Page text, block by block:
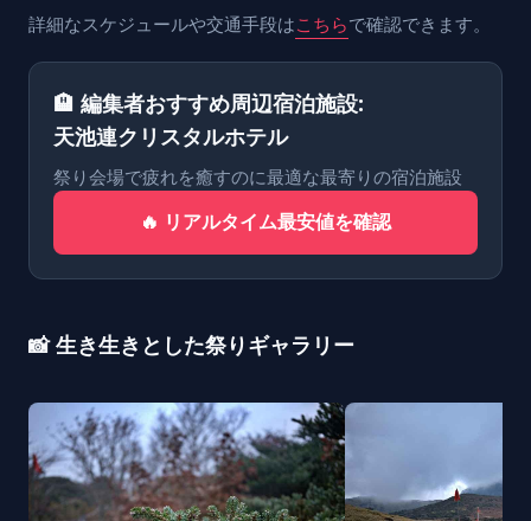
詳細なスケジュールや交通手段はこちらで確認できます。
🏨 編集者おすすめ周辺宿泊施設:
天池連クリスタルホテル
祭り会場で疲れを癒すのに最適な最寄りの宿泊施設
🔥 リアルタイム最安値を確認
📸 生き生きとした祭りギャラリー